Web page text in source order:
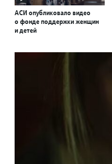
АСИ опубликовало видео
о фонде поддержки женщин
и детей